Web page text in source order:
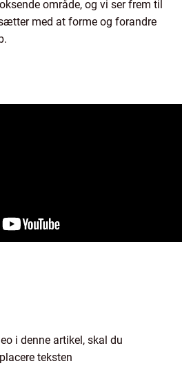
område, og vi ser frem til
med at forme og forandre
i denne artikel, skal du
teksten